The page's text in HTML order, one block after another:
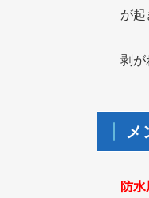
が起
剥が
メ
防